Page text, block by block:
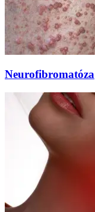
Neurofibromatóza